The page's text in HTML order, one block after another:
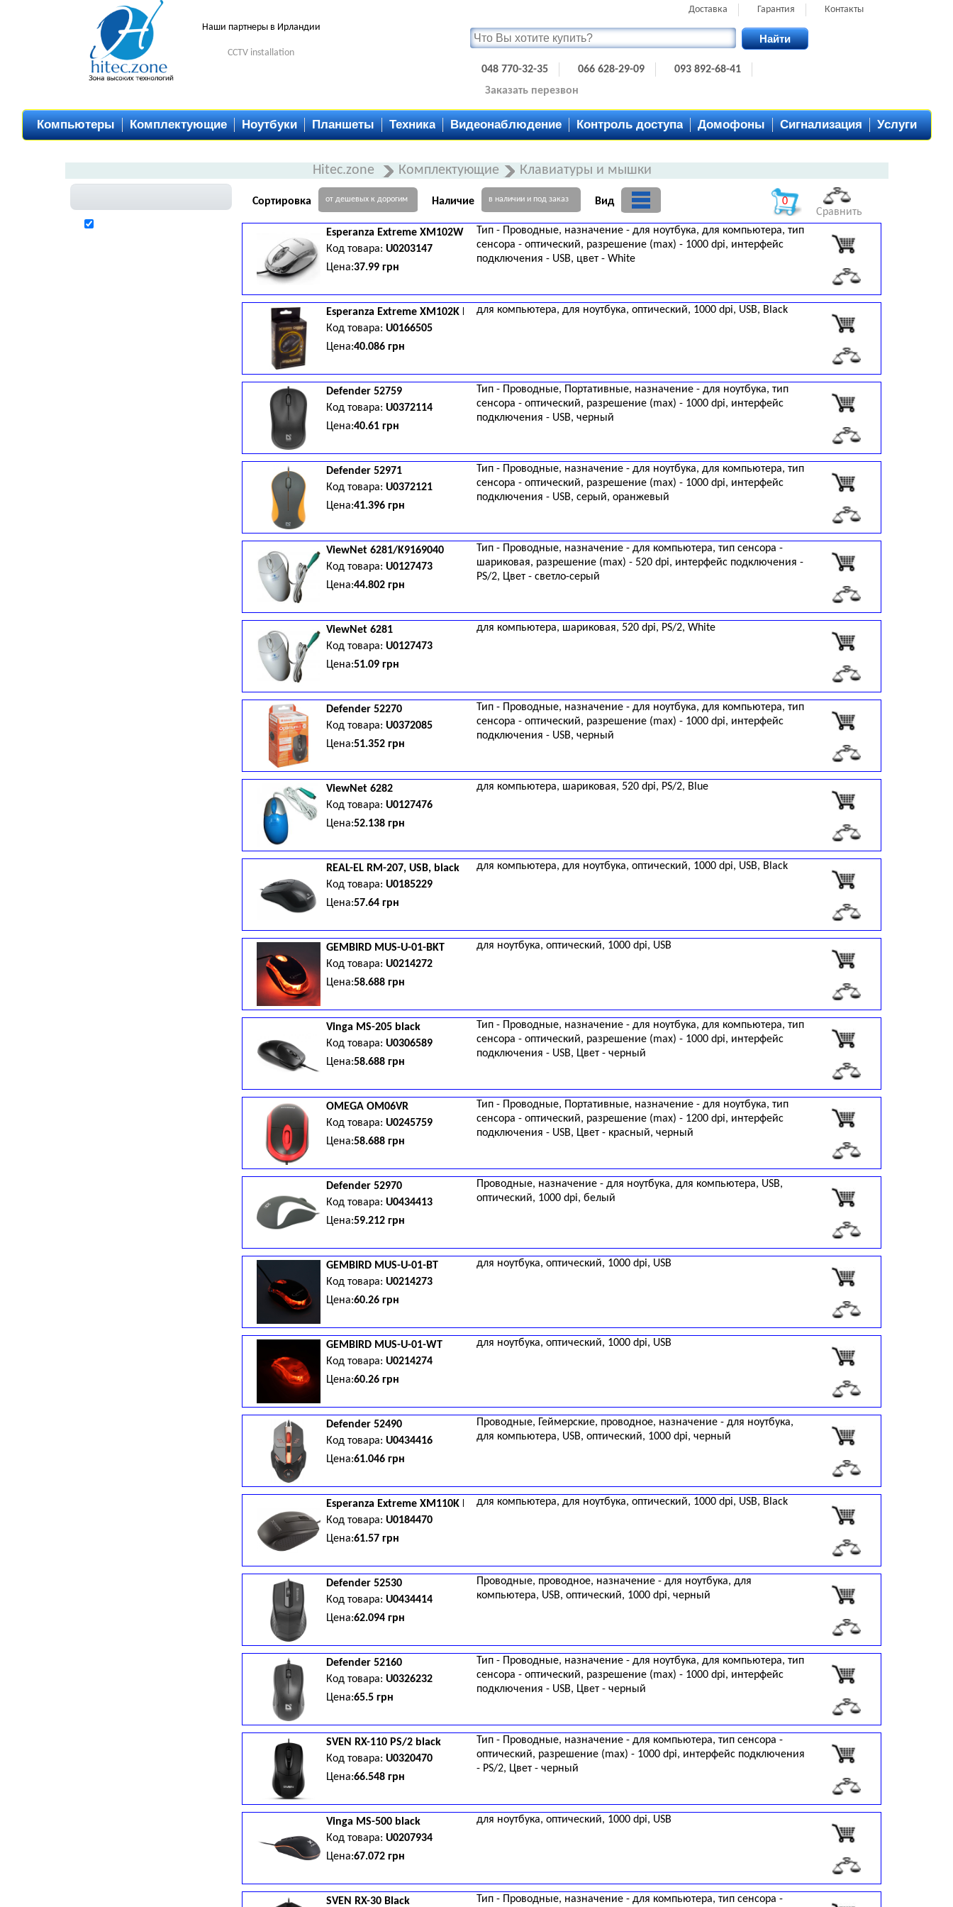
Наши партнеры в Ирландии
CCTV installation
Доставка Гарантия Контакты
Найти
048 770-32-35 066 628-29-09
093 892-68-41
Заказать перезвон
Компьютеры Комплектующие Ноутбуки Планшеты Техника Видеонаблюдение Контроль доступа Домофоны Сигнализация Услуги
Hitec.zone Комплектующие Клавиатуры и мышки
Сортировка от дешевых к дорогим Наличие в наличии и под заказ
Вид
Сравнить
0
Esperanza Extreme XM102W White
Код товара: U0203147
Цена:37.99 грн
Тип - Проводные, назначение - для ноутбука, для компьютера, тип
сенсора - оптический, разрешение (max) - 1000 dpi, интерфейс
подключения - USB, цвет - White
Esperanza Extreme XM102K Black
Код товара: U0166505
Цена:40.086 грн
для компьютера, для ноутбука, оптический, 1000 dpi, USB, Black
Defender 52759
Код товара: U0372114
Цена:40.61 грн
Тип - Проводные, Портативные, назначение - для ноутбука, тип
сенсора - оптический, разрешение (max) - 1000 dpi, интерфейс
подключения - USB, черный
Defender 52971
Код товара: U0372121
Цена:41.396 грн
Тип - Проводные, назначение - для ноутбука, для компьютера, тип
сенсора - оптический, разрешение (max) - 1000 dpi, интерфейс
подключения - USB, серый, оранжевый
ViewNet 6281/K9169040
Код товара: U0127473
Цена:44.802 грн
Тип - Проводные, назначение - для компьютера, тип сенсора -
шариковая, разрешение (max) - 520 dpi, интерфейс подключения -
PS/2, Цвет - светло-серый
ViewNet 6281
Код товара: U0127473
Цена:51.09 грн
для компьютера, шариковая, 520 dpi, PS/2, White
Defender 52270
Код товара: U0372085
Цена:51.352 грн
Тип - Проводные, назначение - для ноутбука, для компьютера, тип
сенсора - оптический, разрешение (max) - 1000 dpi, интерфейс
подключения - USB, черный
ViewNet 6282
Код товара: U0127476
Цена:52.138 грн
для компьютера, шариковая, 520 dpi, PS/2, Blue
REAL-EL RM-207, USB, black
Код товара: U0185229
Цена:57.64 грн
для компьютера, для ноутбука, оптический, 1000 dpi, USB, Black
GEMBIRD MUS-U-01-BKT
Код товара: U0214272
Цена:58.688 грн
для ноутбука, оптический, 1000 dpi, USB
Vinga MS-205 black
Код товара: U0306589
Цена:58.688 грн
Тип - Проводные, назначение - для ноутбука, для компьютера, тип
сенсора - оптический, разрешение (max) - 1000 dpi, интерфейс
подключения - USB, Цвет - черный
OMEGA OM06VR
Код товара: U0245759
Цена:58.688 грн
Тип - Проводные, Портативные, назначение - для ноутбука, тип
сенсора - оптический, разрешение (max) - 1200 dpi, интерфейс
подключения - USB, Цвет - красный, черный
Defender 52970
Код товара: U0434413
Цена:59.212 грн
Проводные, назначение - для ноутбука, для компьютера, USB,
оптический, 1000 dpi, белый
GEMBIRD MUS-U-01-BT
Код товара: U0214273
Цена:60.26 грн
для ноутбука, оптический, 1000 dpi, USB
GEMBIRD MUS-U-01-WT
Код товара: U0214274
Цена:60.26 грн
для ноутбука, оптический, 1000 dpi, USB
Defender 52490
Код товара: U0434416
Цена:61.046 грн
Проводные, Геймерские, проводное, назначение - для ноутбука,
для компьютера, USB, оптический, 1000 dpi, черный
Esperanza Extreme XM110K Black
Код товара: U0184470
Цена:61.57 грн
для компьютера, для ноутбука, оптический, 1000 dpi, USB, Black
Defender 52530
Код товара: U0434414
Цена:62.094 грн
Проводные, проводное, назначение - для ноутбука, для
компьютера, USB, оптический, 1000 dpi, черный
Defender 52160
Код товара: U0326232
Цена:65.5 грн
Тип - Проводные, назначение - для ноутбука, для компьютера, тип
сенсора - оптический, разрешение (max) - 1000 dpi, интерфейс
подключения - USB, Цвет - черный
SVEN
RX-110 PS/2 black
Код товара: U0320470
Цена:66.548 грн
Тип - Проводные, назначение - для компьютера, тип сенсора -
оптический, разрешение (max) - 1000 dpi, интерфейс подключения
- PS/2, Цвет - черный
Vinga MS-500 black
Код товара: U0207934
Цена:67.072 грн
для ноутбука, оптический, 1000 dpi, USB
SVEN RX-30 Black Тип - Проводные, назначение - для компьютера, тип сенсора -